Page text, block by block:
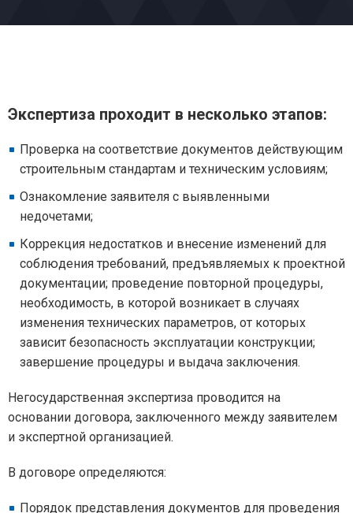
Экспертиза проходит в несколько этапов:
Проверка на соответствие документов действующим
строительным стандартам и техническим условиям;
Ознакомление заявителя с выявленными
недочетами;
Коррекция недостатков и внесение изменений для
соблюдения требований, предъявляемых к проектной
документации; проведение повторной процедуры,
необходимость, в которой возникает в случаях
изменения технических параметров, от которых
зависит безопасность эксплуатации конструкции;
завершение процедуры и выдача заключения.
Негосударственная экспертиза проводится на
основании договора, заключенного между заявителем
и экспертной организацией.
В договоре определяются:
Порядок представления документов для проведения